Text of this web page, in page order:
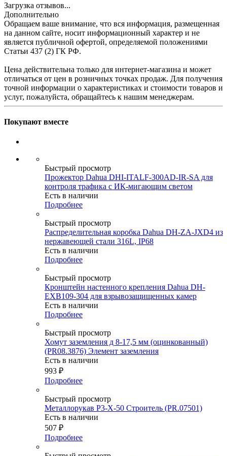
Загрузка отзывов...
Дополнительно
Обращаем ваше внимание, что вся информация, размещенная
на данном сайте, носит информационный характер и не
является публичной офертой, определяемой положениями
Статьи 437 (2) ГК РФ.
Цена действительна только для интернет-магазина и может
отличаться от цен в розничных точках продаж. Для получения
точной информации о характеристиках и стоимости товаров и
услуг, пожалуйста, обращайтесь к нашим менеджерам.
Покупают вместе
Быстрый просмотр
Прожектор Dahua DHI-ITALF-300AD-IR-SA для
контроля трафика с ИК-мигающим светом
Есть в наличии
Подробнее
Быстрый просмотр
Распределительная коробка Dahua DH-ZA-JXD4 из
нержавеющей стали 316L, IP68
Есть в наличии
Подробнее
Быстрый просмотр
Кронштейн настенного крепления Dahua DH-
EXB109-304 для взрывозащищенных камер
Есть в наличии
Подробнее
Быстрый просмотр
Хомут заземления д 8-17,5 мм (оцинкованный)
(PR08.3876) Элемент заземления
Есть в наличии
993 ₽
Подробнее
Быстрый просмотр
Металлорукав Р3-Х-50 Строитель (PR.07501)
Есть в наличии
507 ₽
Подробнее